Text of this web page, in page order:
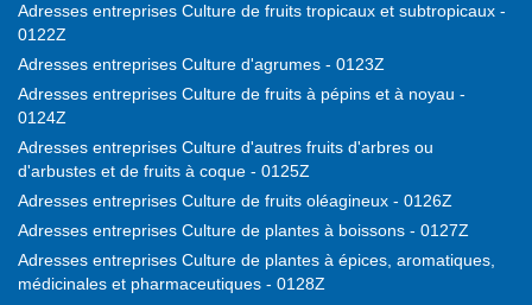
Adresses entreprises Culture de fruits tropicaux et subtropicaux -
0122Z
Adresses entreprises Culture d'agrumes - 0123Z
Adresses entreprises Culture de fruits à pépins et à noyau -
0124Z
Adresses entreprises Culture d'autres fruits d'arbres ou
d'arbustes et de fruits à coque - 0125Z
Adresses entreprises Culture de fruits oléagineux - 0126Z
Adresses entreprises Culture de plantes à boissons - 0127Z
Adresses entreprises Culture de plantes à épices, aromatiques,
médicinales et pharmaceutiques - 0128Z